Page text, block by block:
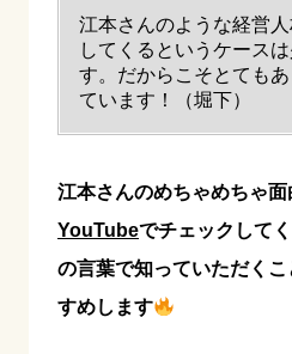
江本さんのような経営
してくるというケース
す。だからこそとても
ています！（堀下）
江本さんのめちゃめちゃ
YouTubeでチェックして
の言葉で知っていただく
すめします